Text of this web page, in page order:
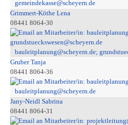
gemeindekasse@scheyern.de
Grimmert-Köthe Lena
08441 8064-30
bauleitplanung@scheyern.de;
Gruber Tanja
08441 8064-36
bauleitplanung@scheyern.de
Jany-Neidl Sabrina
08441 8064-31